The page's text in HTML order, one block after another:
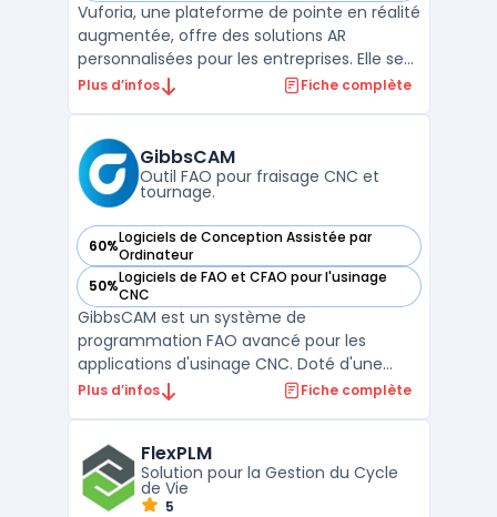
Vuforia, une plateforme de pointe en réalité
augmentée, offre des solutions AR
personnalisées pour les entreprises. Elle se
distingue par sa capacité à créer des
interaction utilisateur optimale. La
modélisation 3D ava ...
Plus d’infos Fiche complète
GibbsCAM
Outil FAO pour fraisage CNC et
tournage.
60%Logiciels de Conception Assistée par
Ordinateur
— voir GibbsCAM dans cette catégorie
50%Logiciels de FAO et CFAO pour l'usinage
CNC
— voir GibbsCAM dans cette catégorie
GibbsCAM est un système de
programmation FAO avancé pour les
applications d'usinage CNC. Doté d'une
interface utilisateur intuitive, il offre une
multitâche.Ses outils sophistiqués offrent
une flexibilité pour s'adapter ...
Plus d’infos Fiche complète
FlexPLM
Solution pour la Gestion du Cycle
de Vie
5